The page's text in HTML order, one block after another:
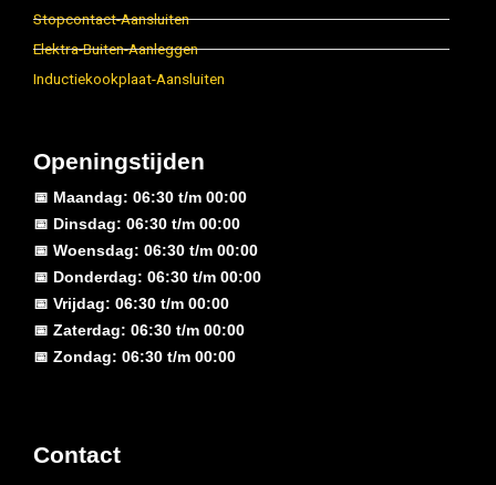
Stopcontact-Aansluiten
Elektra-Buiten-Aanleggen
Inductiekookplaat-Aansluiten
Openingstijden
📅 Maandag: 06:30 t/m 00:00
📅 Dinsdag: 06:30 t/m 00:00
📅 Woensdag: 06:30 t/m 00:00
📅 Donderdag: 06:30 t/m 00:00
📅 Vrijdag: 06:30 t/m 00:00
📅 Zaterdag: 06:30 t/m 00:00
📅 Zondag: 06:30 t/m 00:00
Contact